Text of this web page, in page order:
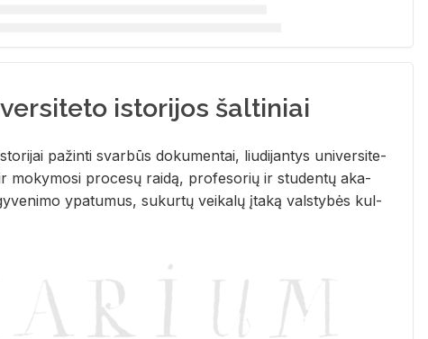
istorijos šaltiniai
pa­žin­ti svar­būs do­ku­men­tai, liu­di­jan­tys uni­ver­si­te­
mo­ky­mo­si pro­ce­sų rai­dą, pro­fe­so­rių ir stu­den­tų aka­
ypa­tu­mus, su­kur­tų vei­ka­lų įta­ką vals­ty­bės kul­